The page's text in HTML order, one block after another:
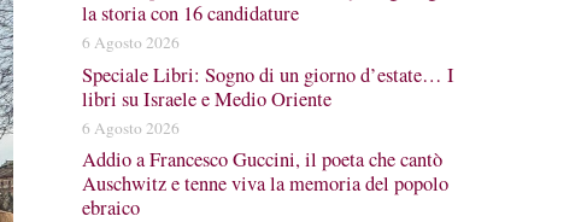
la storia con 16 candidature
6 Agosto 2026
Speciale Libri: Sogno di un giorno d’estate… I
libri su Israele e Medio Oriente
6 Agosto 2026
Addio a Francesco Guccini, il poeta che cantò
Auschwitz e tenne viva la memoria del popolo
ebraico